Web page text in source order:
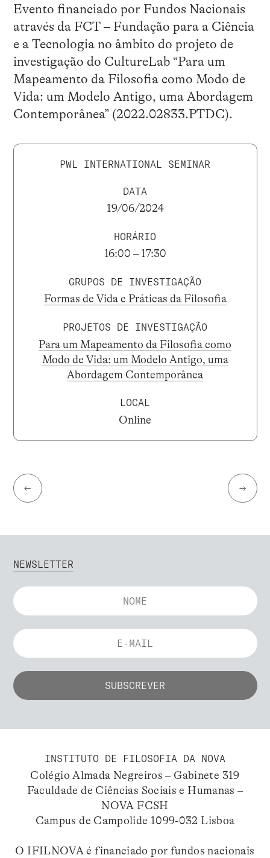
Evento financiado por Fundos Nacionais
através da FCT – Fundação para a Ciência
e a Tecnologia no âmbito do projeto de
investigação do CultureLab “Para um
Mapeamento da Filosofia como Modo de
Vida: um Modelo Antigo, uma Abordagem
Contemporânea” (2022.02833.PTDC).
PWL INTERNATIONAL SEMINAR
DATA
19/06/2024
HORÁRIO
16:00 – 17:30
GRUPOS DE INVESTIGAÇÃO
Formas de Vida e Práticas da Filosofia
PROJETOS DE INVESTIGAÇÃO
Para um Mapeamento da Filosofia como
Modo de Vida: um Modelo Antigo, uma
Abordagem Contemporânea
LOCAL
Online
← →
NEWSLETTER
INSTITUTO DE FILOSOFIA DA NOVA
Colégio Almada Negreiros – Gabinete 319
Faculdade de Ciências Sociais e Humanas –
NOVA FCSH
Campus de Campolide 1099-032 Lisboa
O IFILNOVA é financiado por fundos nacionais